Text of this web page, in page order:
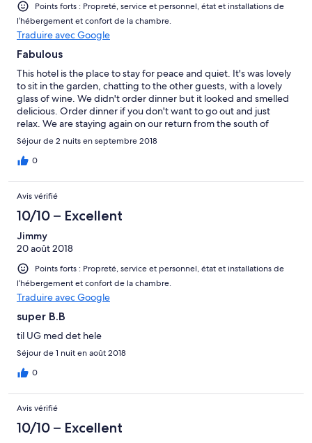
Points forts : Propreté, service et personnel, état et installations de
l’hébergement et confort de la chambre.
Traduire avec Google
Fabulous
This hotel is the place to stay for peace and quiet. It's was lovely
to sit in the garden, chatting to the other guests, with a lovely
glass of wine. We didn't order dinner but it looked and smelled
delicious. Order dinner if you don't want to go out and just
relax. We are staying again on our return from the south of
France it is that lovely.
Séjour de 2 nuits en septembre 2018
0
Avis vérifié
10/10 – Excellent
Jimmy
20 août 2018
Points forts : Propreté, service et personnel, état et installations de
l’hébergement et confort de la chambre.
Traduire avec Google
super B.B
til UG med det hele
Séjour de 1 nuit en août 2018
0
Avis vérifié
10/10 – Excellent